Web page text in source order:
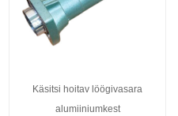
Käsitsi hoitav löögivasara
alumiiniumkest